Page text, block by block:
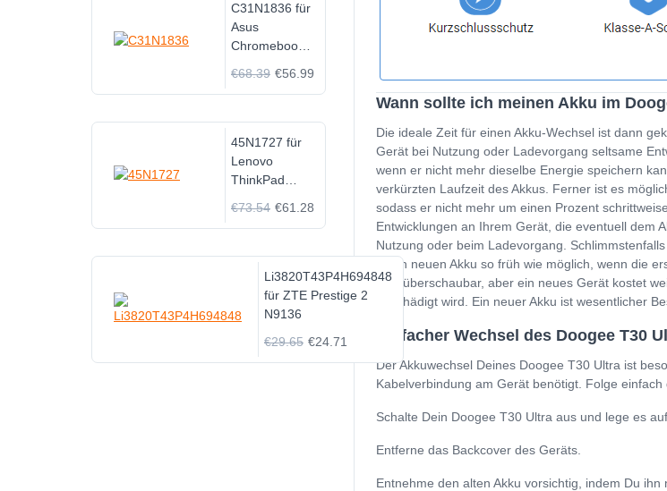
Wann sollte ich meinen Akku im
Die ideale Zeit für einen Akku-Wechsel ist dann
Gerät bei Nutzung oder Ladevorgang seltsame
wenn er nicht mehr dieselbe Energie speichern
verkürzten Laufzeit des Akkus. Ferner ist es
sodass er nicht mehr um einen Prozent
Entwicklungen an Ihrem Gerät, die eventuell dem
Nutzung oder beim Ladevorgang.
einen neuen Akku so früh wie möglich, wenn die
sind überschaubar, aber ein neues Gerät kostet
beschädigt wird. Ein neuer Akku ist wesentlicher
Einfacher Wechsel des Doogee T30
Der Akkuwechsel Deines Doogee T30 Ultra ist
Kabelverbindung am Gerät benötigt. Folge einfach
Schalte Dein Doogee T30 Ultra aus und lege es
Entferne das Backcover des Geräts.
Entnehme den alten Akku vorsichtig, indem Du ihn
C31N1836 für
Asus
Chromebook
C214MA-
BU0003
€68.39 €56.99
45N1727 für
Lenovo
ThinkPad
€73.54 €61.28
Li3820T43P4H694848
für ZTE Prestige 2
N9136
€29.65 €24.71